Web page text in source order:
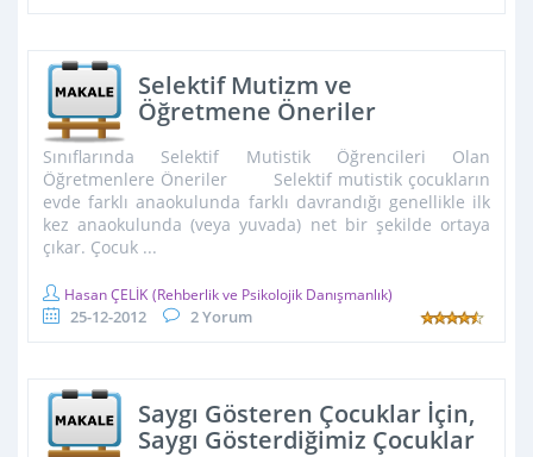
Selektif Mutizm ve
Öğretmene Öneriler
Sınıflarında Selektif Mutistik Öğrencileri Olan
Öğretmenlere Öneriler Selektif mutistik çocukların
evde farklı anaokulunda farklı davrandığı genellikle ilk
kez anaokulunda (veya yuvada) net bir şekilde ortaya
çıkar. Çocuk ...
Hasan ÇELİK (Rehberlik ve Psikolojik Danışmanlık)
25-12-2012 2 Yorum
Saygı Gösteren Çocuklar İçin,
Saygı Gösterdiğimiz Çocuklar